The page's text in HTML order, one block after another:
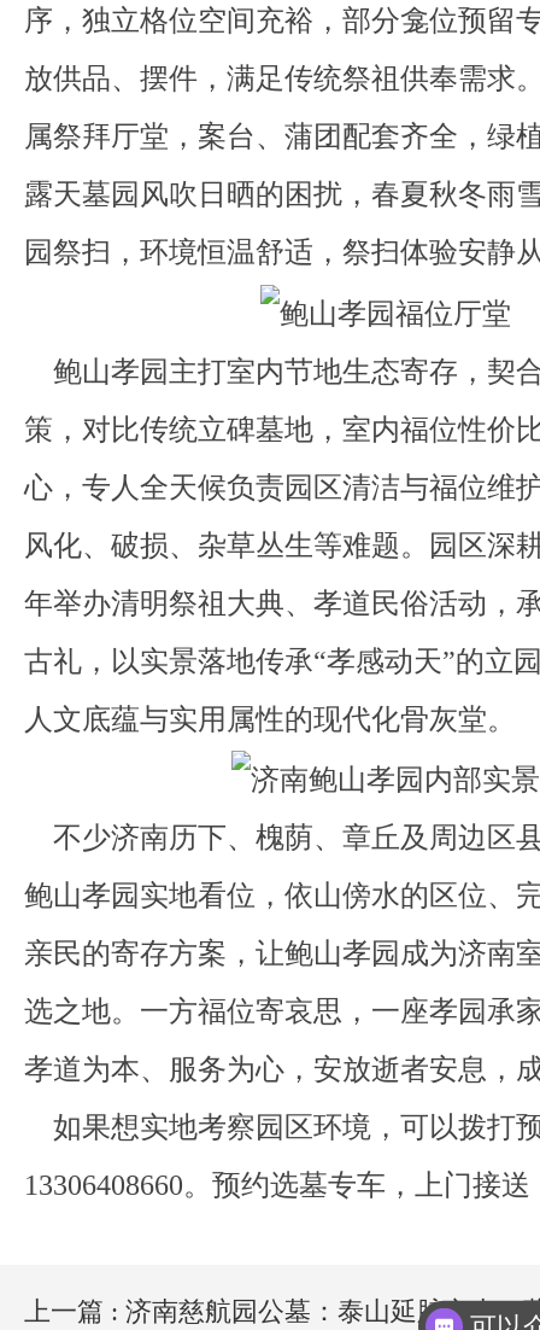
序，独立格位空间充裕，部分龛位预留
放供品、摆件，满足传统祭祖供奉需求
属祭拜厅堂，案台、蒲团配套齐全，绿
露天墓园风吹日晒的困扰，春夏秋冬雨
园祭扫，环境恒温舒适，祭扫体验安静
鲍山孝园主打室内节地生态寄存，契
策，对比传统立碑墓地，室内福位性价
心，专人全天候负责园区清洁与福位维
风化、破损、杂草丛生等难题。园区深
年举办清明祭祖大典、孝道民俗活动，
古礼，以实景落地传承“孝感动天”的立
人文底蕴与实用属性的现代化骨灰堂。
不少济南历下、槐荫、章丘及周边区
鲍山孝园实地看位，依山傍水的区位、
亲民的寄存方案，让鲍山孝园成为济南
选之地。一方福位寄哀思，一座孝园承
孝道为本、服务为心，安放逝者安息，
如果想实地考察园区环境，可以拨打
13306408660。预约选墓专车，上门接